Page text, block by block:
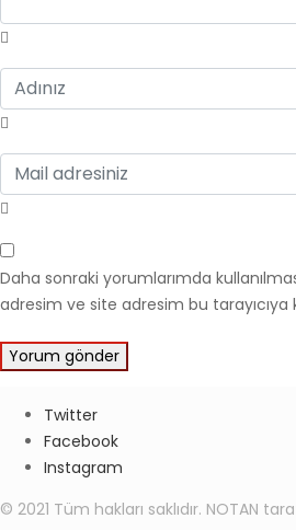
Daha sonraki yorumlarımda
adresim ve site adresim bu tarayıcıya
Twitter
Facebook
Instagram
© 2021 Tüm hakları saklıdır. NOTAN